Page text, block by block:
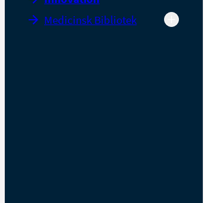
Medicinsk Bibliotek